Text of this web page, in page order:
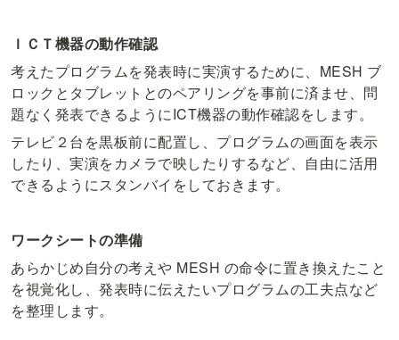
ＩＣＴ機器の動作確認
考えたプログラムを発表時に実演するために、MESH ブ
ロックとタブレットとのペアリングを事前に済ませ、問
題なく発表できるようにICT機器の動作確認をします。
テレビ２台を黒板前に配置し、プログラムの画面を表示
したり、実演をカメラで映したりするなど、自由に活用
できるようにスタンバイをしておきます。
ワークシートの準備
あらかじめ自分の考えや MESH の命令に置き換えたこと
を視覚化し、発表時に伝えたいプログラムの工夫点など
を整理します。